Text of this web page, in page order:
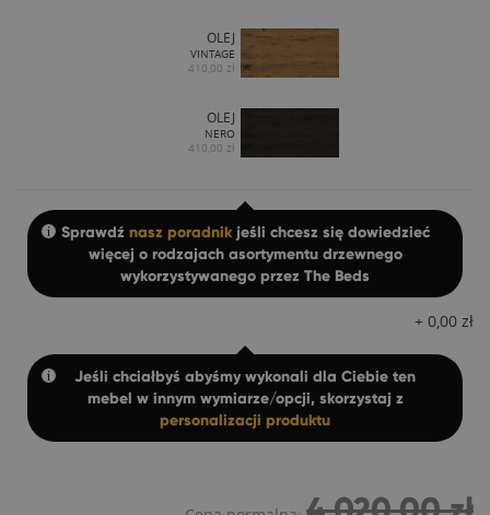
OLEJ
VINTAGE
410,00 zł
OLEJ
NERO
410,00 zł
Sprawdź nasz poradnikjeśli chcesz się dowiedzieć
więcej o rodzajach asortymentu drzewnego
wykorzystywanego przez The Beds
+ 0,00 zł
Jeśli chciałbyś abyśmy wykonali dla Ciebie ten
mebel w innym wymiarze/opcji, skorzystaj z
personalizacji produktu